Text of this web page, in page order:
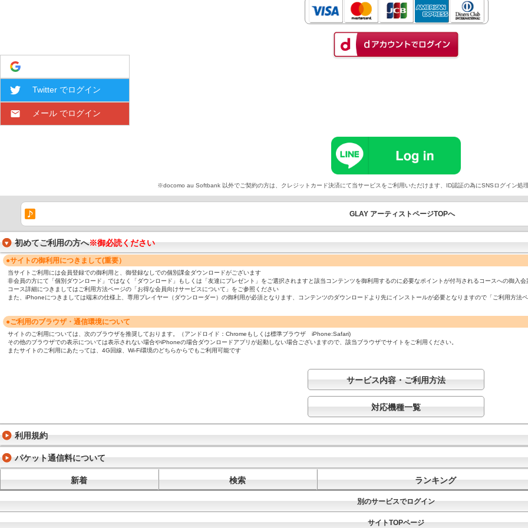
Twitter でログイン
メール でログイン
※docomo au Softbank 以外でご契約の方は、クレジットカード決済にて当サービスをご利用いただけます、ID認証の為にSNSログイン処
GLAY アーティストページTOPへ
初めてご利用の方へ※御必読ください
●サイトの御利用につきまして(重要）
当サイトご利用には会員登録での御利用と、御登録なしでの個別課金ダウンロードがございます
非会員の方にて「個別ダウンロード」ではなく「ダウンロード」もしくは「友達にプレゼント」をご選択されますと該当コンテンツを御利用するのに必要なポイントが付与されるコースへの御入会
コース詳細につきましてはご利用方法ページの「お得な会員向けサービスについて」をご参照ください
また、iPhoneにつきましては端末の仕様上、専用プレイヤー（ダウンローダー）の御利用が必須となります、コンテンツのダウンロードより先にインストールが必要となりますので「ご利用方法
●ご利用のブラウザ・通信環境について
サイトのご利用については、次のブラウザを推奨しております。（アンドロイド：Chromeもしくは標準ブラウザ iPhone:Safari)
その他のブラウザでの表示については表示されない場合やiPhoneの場合ダウンロードアプリが起動しない場合ございますので、該当ブラウザでサイトをご利用ください。
またサイトのご利用にあたっては、4G回線、Wi-Fi環境のどちらからでもご利用可能です
サービス内容・ご利用方法
対応機種一覧
利用規約
パケット通信料について
新着 検索 ランキング
別のサービスでログイン
サイトTOPページ